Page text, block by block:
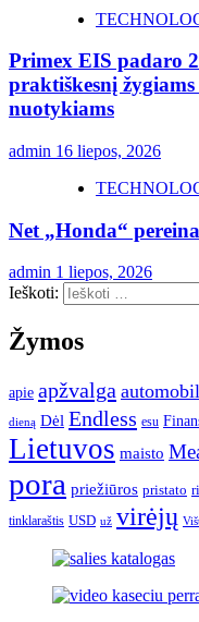
Primex EIS padaro
praktiškesnį
nuotykiams
admin 16 liepos, 2026
Net „Honda“
admin 1 liepos, 2026
Ieškoti:
Žymos
apie apžvalga
dieną Dėl Endless esu
Lietuvos maisto
pora priežiūros pristato
tinklaraštis USD už virėjų